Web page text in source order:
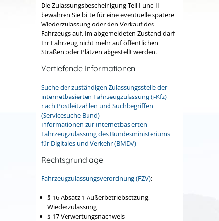
Die Zulassungsbescheinigung Teil I und II
bewahren Sie bitte für eine eventuelle spätere
Wiederzulassung oder den Verkauf des
Fahrzeugs auf. Im abgemeldeten Zustand darf
Ihr Fahrzeug nicht mehr auf öffentlichen
Straßen oder Plätzen abgestellt werden.
Vertiefende Informationen
Suche der zuständigen Zulassungsstelle der
internetbasierten Fahrzeugzulassung (i-Kfz)
nach Postleitzahlen und Suchbegriffen
(Servicesuche Bund)
Informationen zur Internetbasierten
Fahrzeugzulassung des Bundesministeriums
für Digitales und Verkehr (BMDV)
Rechtsgrundlage
Fahrzeugzulassungsverordnung (FZV):
§ 16 Absatz 1 Außerbetriebsetzung,
Wiederzulassung
§ 17Verwertungsnachweis